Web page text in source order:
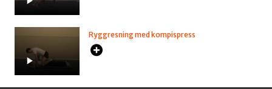
Ryggresning med kompispress